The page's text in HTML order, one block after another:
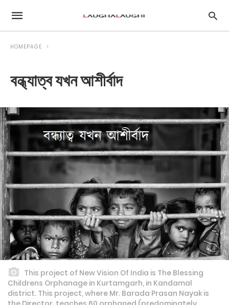
HOMEPAGE
বন্ধ্যাত্ব যখন আশীর্বাদ
This project of New Vision Of India is The Blessing
Childrens Orphanage in Kurtamgarh, in Kandamal
district. This project, where Mr. Barada Prasan Nayak is